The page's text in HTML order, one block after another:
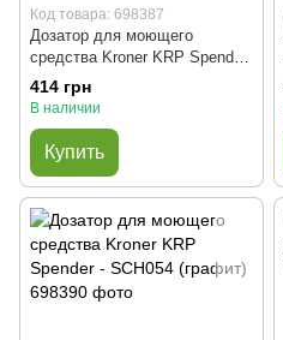
Код товара: 698387
Дозатор для моющего
средства Kroner KRP Spender
- ECG049 (нерж. сталь)
414 грн
В наличии
Купить